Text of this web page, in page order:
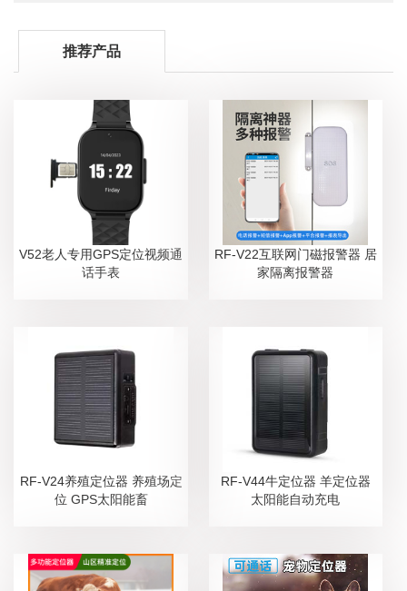
推荐产品
V52老人专用GPS定位视频通
话手表
RF-V22互联网门磁报警器 居
家隔离报警器
RF-V24养殖定位器 养殖场定
位 GPS太阳能畜
RF-V44牛定位器 羊定位器
太阳能自动充电